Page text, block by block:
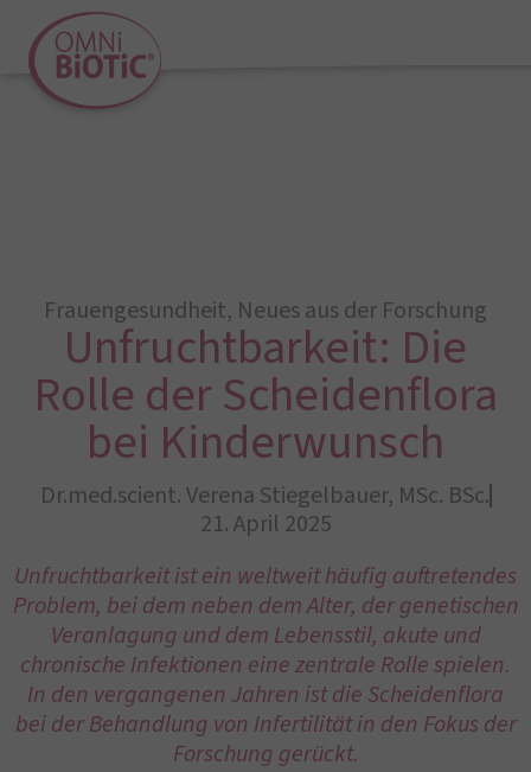
Frauengesundheit, Neues aus der Forschung
Unfruchtbarkeit: Die
Rolle der Scheidenflora
bei Kinderwunsch
Dr.med.scient. Verena Stiegelbauer, MSc. BSc.
21. April 2025
Unfruchtbarkeit ist ein weltweit häufig auftretendes
Problem, bei dem neben dem Alter, der genetischen
Veranlagung und dem Lebensstil, akute und
chronische Infektionen eine zentrale Rolle spielen.
In den vergangenen Jahren ist die Scheidenflora
bei der Behandlung von Infertilität in den Fokus der
Forschung gerückt.